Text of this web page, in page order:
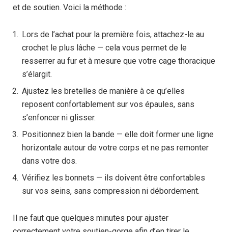
et de soutien. Voici la méthode :
Lors de l’achat pour la première fois, attachez-le au
crochet le plus lâche — cela vous permet de le
resserrer au fur et à mesure que votre cage thoracique
s’élargit.
Ajustez les bretelles de manière à ce qu’elles
reposent confortablement sur vos épaules, sans
s’enfoncer ni glisser.
Positionnez bien la bande — elle doit former une ligne
horizontale autour de votre corps et ne pas remonter
dans votre dos.
Vérifiez les bonnets — ils doivent être confortables
sur vos seins, sans compression ni débordement.
Il ne faut que quelques minutes pour ajuster